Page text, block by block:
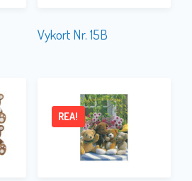
Vykort Nr. 15B
REA!